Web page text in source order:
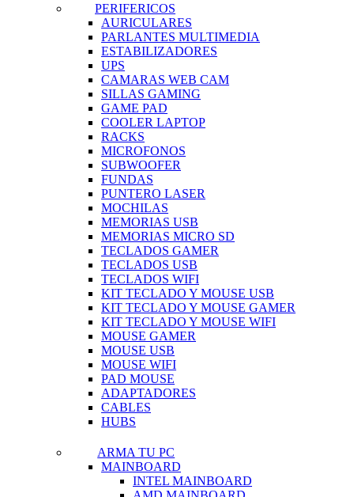
PERIFERICOS
AURICULARES
PARLANTES MULTIMEDIA
ESTABILIZADORES
UPS
CAMARAS WEB CAM
SILLAS GAMING
GAME PAD
COOLER LAPTOP
RACKS
MICROFONOS
SUBWOOFER
FUNDAS
PUNTERO LASER
MOCHILAS
MEMORIAS USB
MEMORIAS MICRO SD
TECLADOS GAMER
TECLADOS USB
TECLADOS WIFI
KIT TECLADO Y MOUSE USB
KIT TECLADO Y MOUSE GAMER
KIT TECLADO Y MOUSE WIFI
MOUSE GAMER
MOUSE USB
MOUSE WIFI
PAD MOUSE
ADAPTADORES
CABLES
HUBS
ARMA TU PC
MAINBOARD
INTEL MAINBOARD